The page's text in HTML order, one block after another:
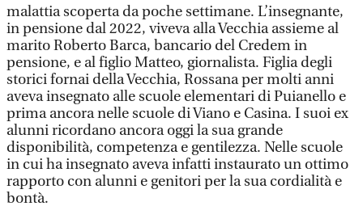
malattia scoperta da poche settimane. L’insegnante,
in pensione dal 2022, viveva alla Vecchia assieme al
marito Roberto Barca, bancario del Credem in
pensione, e al figlio Matteo, giornalista. Figlia degli
storici fornai della Vecchia, Rossana per molti anni
aveva insegnato alle scuole elementari di Puianello e
prima ancora nelle scuole di Viano e Casina. I suoi ex
alunni ricordano ancora oggi la sua grande
disponibilità, competenza e gentilezza. Nelle scuole
in cui ha insegnato aveva infatti instaurato un ottimo
rapporto con alunni e genitori per la sua cordialità e
bontà.